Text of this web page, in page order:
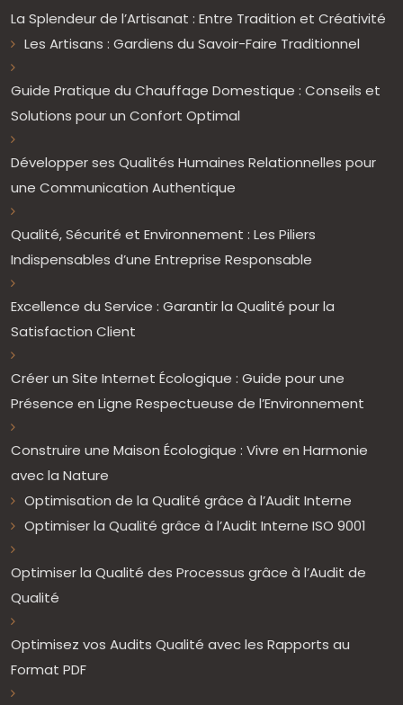
La Splendeur de l’Artisanat : Entre Tradition et Créativité
Les Artisans : Gardiens du Savoir-Faire Traditionnel
Guide Pratique du Chauffage Domestique : Conseils et
Solutions pour un Confort Optimal
Développer ses Qualités Humaines Relationnelles pour
une Communication Authentique
Qualité, Sécurité et Environnement : Les Piliers
Indispensables d’une Entreprise Responsable
Excellence du Service : Garantir la Qualité pour la
Satisfaction Client
Créer un Site Internet Écologique : Guide pour une
Présence en Ligne Respectueuse de l’Environnement
Construire une Maison Écologique : Vivre en Harmonie
avec la Nature
Optimisation de la Qualité grâce à l’Audit Interne
Optimiser la Qualité grâce à l’Audit Interne ISO 9001
Optimiser la Qualité des Processus grâce à l’Audit de
Qualité
Optimisez vos Audits Qualité avec les Rapports au
Format PDF